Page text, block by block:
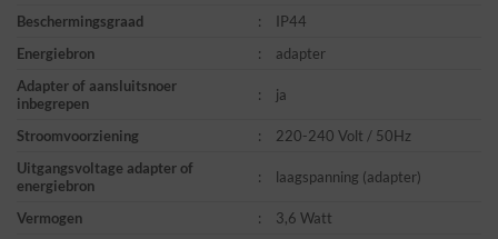
Beschermingsgraad
:
IP44
Energiebron
:
adapter
Adapter of aansluitsnoer
inbegrepen
: ja
Stroomvoorziening :
220-240 Volt / 50Hz
Uitgangsvoltage adapter of
energiebron
: laagspanning (adapter)
Vermogen :
3,6 Watt